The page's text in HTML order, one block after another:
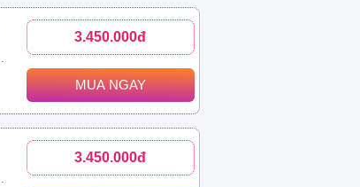
3.450.000đ
MUA NGAY
3.450.000đ